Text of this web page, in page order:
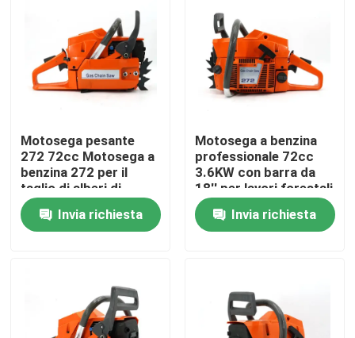
Prodotti
Video
display di fabbrica
Motosega pesante
272 72cc Motosega a
benzina 272 per il
taglio di alberi di
grandi dimensioni
Invia richiesta
Motosega a benzina
professionale 72cc
3.6KW con barra da
18'' per lavori forestali
e agricoli intensivi
Invia richiesta